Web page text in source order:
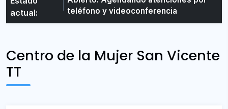
actual:
teléfono y videoconferencia
Centro de la Mujer San Vicente
TT